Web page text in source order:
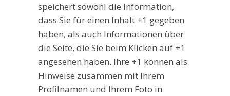
speichert sowohl die Information,
dass Sie für einen Inhalt +1 gegeben
haben, als auch Informationen über
die Seite, die Sie beim Klicken auf +1
angesehen haben. Ihre +1 können als
Hinweise zusammen mit Ihrem
Profilnamen und Ihrem Foto in